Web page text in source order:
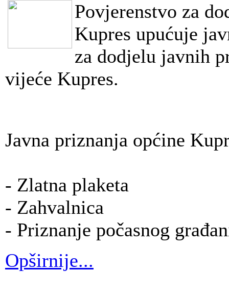
Povjerenstvo za
Kupres upućuje
za dodjelu javnih
vijeće Kupres.
Javna priznanja općine
- Zlatna plaketa
- Zahvalnica
- Priznanje počasnog
Opširnije...